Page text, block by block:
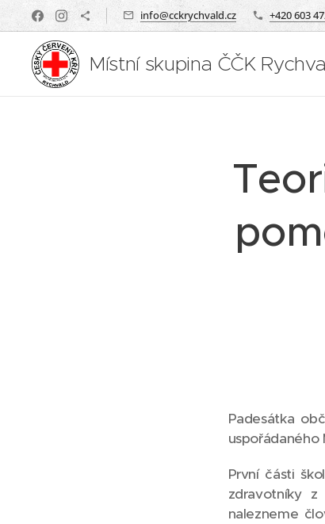
info@cckrychvald.cz +420 603
Místní skupina ČČK
Padesátka
uspořádaného
První části
zdravotníky
nalezneme